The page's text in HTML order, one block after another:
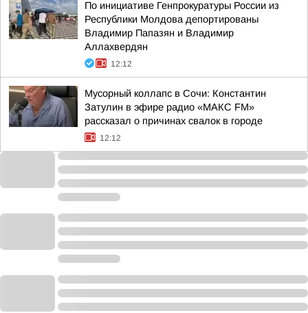
По инициативе Генпрокуратуры России из
Республики Молдова депортированы
Владимир Папазян и Владимир
Аллахвердян
12:12
Мусорный коллапс в Сочи: Константин
Затулин в эфире радио «МАКС FM»
рассказал о причинах свалок в городе
12:12